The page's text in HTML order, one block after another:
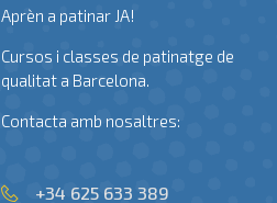
Aprèn a patinar JA!
Cursos i classes de patinatge de
qualitat a Barcelona.
Contacta amb nosaltres:
+34 625 633 389